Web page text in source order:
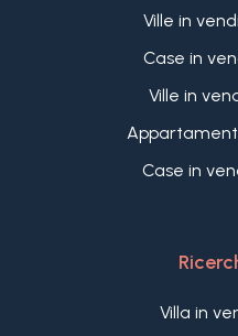
Ville in
Case in
Ville in
Case in
Villa in